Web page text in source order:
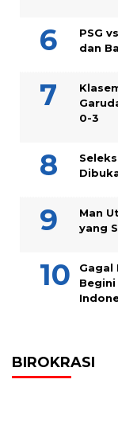
PSG
dan
0-3
Man
yang
Gagal
BIROKRASI